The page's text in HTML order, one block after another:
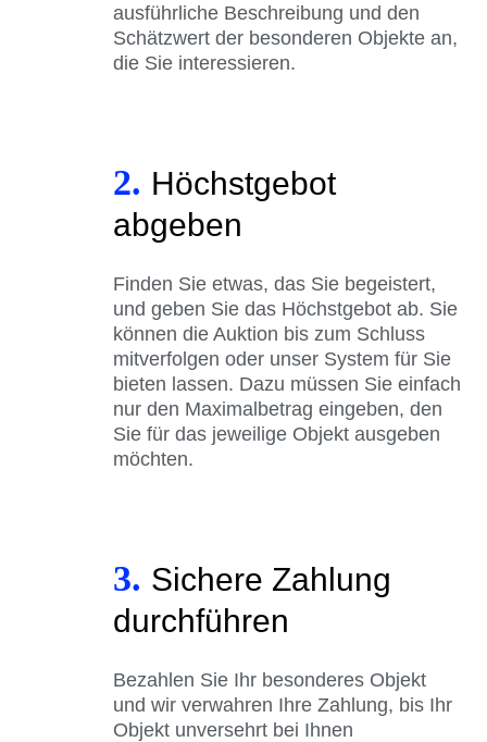
ausführliche Beschreibung und den
Schätzwert der besonderen Objekte an,
die Sie interessieren.
2. Höchstgebot
abgeben
Finden Sie etwas, das Sie begeistert,
und geben Sie das Höchstgebot ab. Sie
können die Auktion bis zum Schluss
mitverfolgen oder unser System für Sie
bieten lassen. Dazu müssen Sie einfach
nur den Maximalbetrag eingeben, den
Sie für das jeweilige Objekt ausgeben
möchten.
3. Sichere Zahlung
durchführen
Bezahlen Sie Ihr besonderes Objekt
und wir verwahren Ihre Zahlung, bis Ihr
Objekt unversehrt bei Ihnen